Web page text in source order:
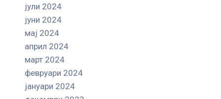
јули 2024
јуни 2024
мај 2024
април 2024
март 2024
февруари 2024
јануари 2024